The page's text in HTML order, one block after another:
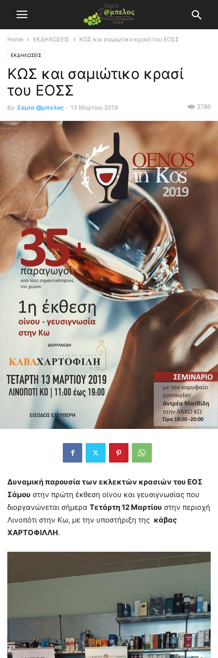
Home ΕΚΔΗΛΩΣΕΙΣ ΚΩΣ και σαμιώτικο κρασί του ΕΟΣΣ
ΕΚΔΗΛΩΣΕΙΣ
ΚΩΣ και σαμιώτικο κρασί
του ΕΟΣΣ
By Σαμία @μπελος - 13 Μαρτίου 2019 2786
Δυναμική παρουσία των εκλεκτών κρασιών του ΕΟΣ
Σάμου στην πρώτη έκθεση οίνου και γευσιγνωσίας που
διοργανώνεται σήμερα Τετάρτη 12 Μαρτίου στην περιοχή
Λινοπότι στην Κω, με την υποστήριξη της κάβας
ΧΑΡΤΟΦΙΛΛΗ.